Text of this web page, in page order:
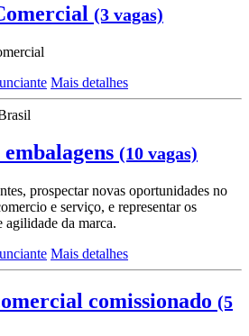
(3 vagas)
Mais detalhes
(10 vagas)
prospectar novas oportunidades no
e serviço, e representar os
agilidade da marca.
Mais detalhes
comissionado (5